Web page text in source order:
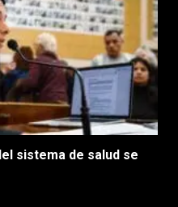
sistema de salud se